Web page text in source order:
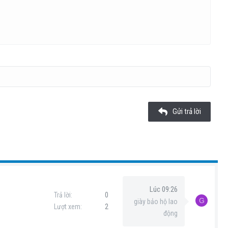
Gửi trả lời
Trả lời
0
Lượt xem
2
Lúc 09:26
giày bảo hộ lao
động
G